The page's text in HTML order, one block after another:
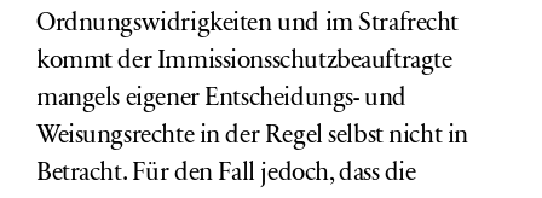
Ordnungswidrigkeiten und im Strafrecht
kommt der Immissionsschutzbeauftragte
mangels eigener Entscheidungs- und
Weisungsrechte in der Regel selbst nicht in
Betracht. Für den Fall jedoch, dass die